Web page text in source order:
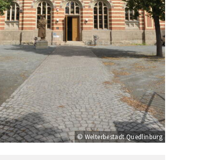
© Welterbestadt Quedlinburg